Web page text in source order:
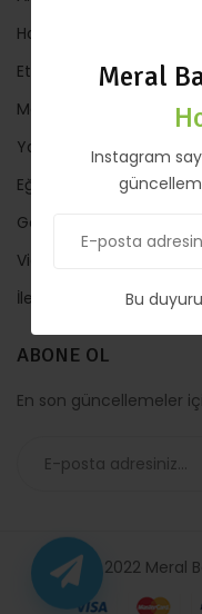
Meral
Instagram
Bu
Hakkında
Etkinlik
Mağaza
Yazılar
Eğitimler
Galeri
Video
İletişim
ABONE OL
En son güncellemeler
© 2022 Meral